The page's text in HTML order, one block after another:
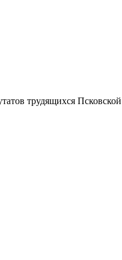
трудящихся